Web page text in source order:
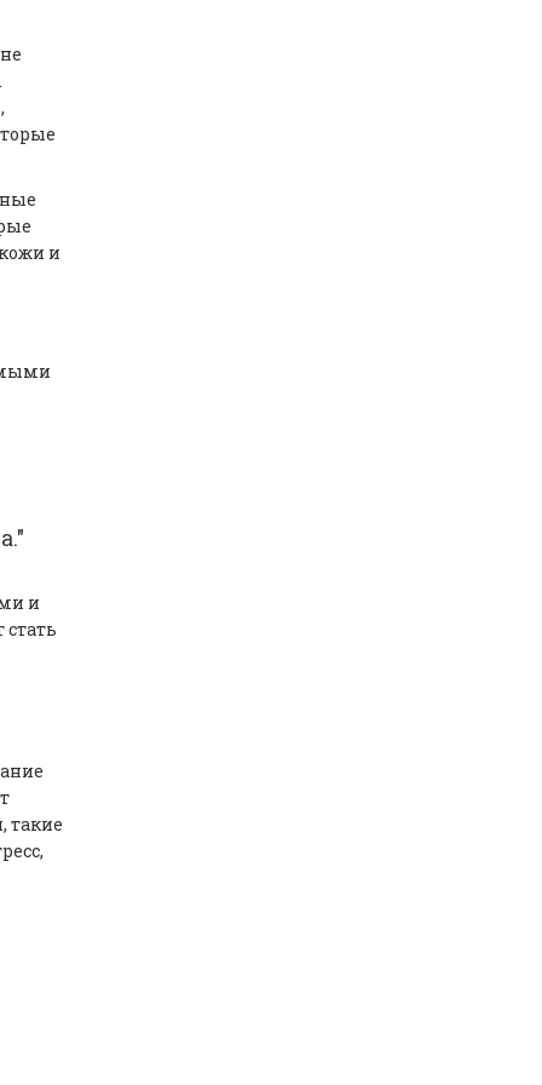
.
и
и
такие